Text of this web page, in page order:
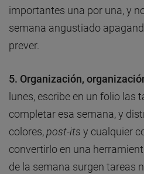
importantes una por una, y
semana angustiado
prever.
5. Organización,
lunes, escribe en un folio las
completar esa semana, y
colores,post-its y cualquier
convertirlo en una
de la semana surgen tareas